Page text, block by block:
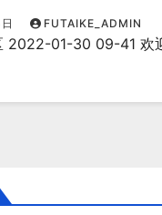
FUTAIKE_ADMIN
2022-01-30 09-41 欢